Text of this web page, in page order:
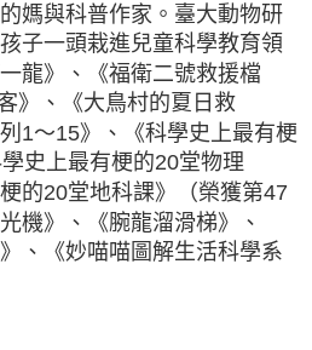
媽與科普作家。臺大動物研
子一頭栽進兒童科學教育領
龍》、《福衛二號救援檔
》、《大鳥村的夏日救
1～15》、《科學史上最有梗
史上最有梗的20堂物理
的20堂地科課》（榮獲第47
機》、《腕龍溜滑梯》、
、《妙喵喵圖解生活科學系